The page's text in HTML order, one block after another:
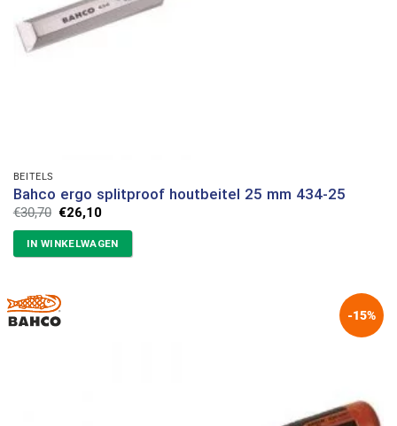
BEITELS
Bahco ergo splitproof houtbeitel 25 mm 434-25
€30,70 Oorspronkelijke
was:
€30,70.
€26,10Huidige
is:
€26,10.
IN WINKELWAGEN
-15%